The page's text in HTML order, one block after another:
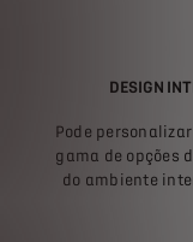
DESIGN
Pode
gama de opções
do ambiente